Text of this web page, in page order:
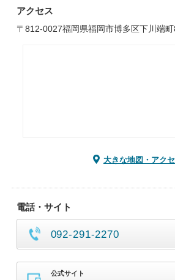
アクセス
〒812-0027福岡県福岡市博多区下川端
大きな地図・アク
電話・サイト
092-291-2270
公式サイト